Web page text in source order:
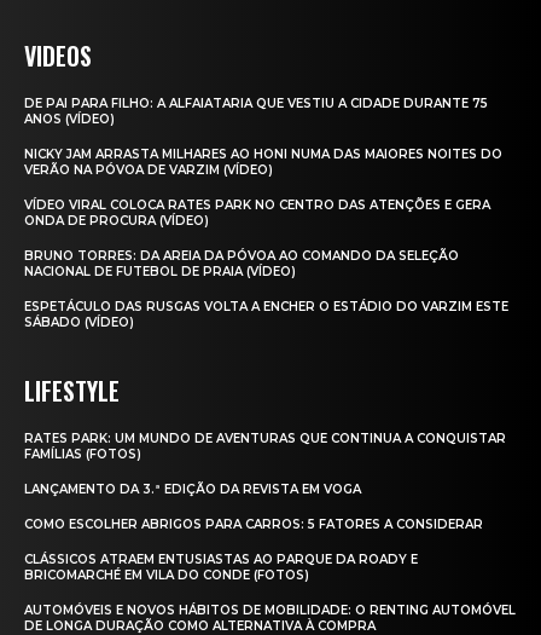
VIDEOS
DE PAI PARA FILHO: A ALFAIATARIA QUE VESTIU A CIDADE DURANTE 75
ANOS (VÍDEO)
NICKY JAM ARRASTA MILHARES AO HONI NUMA DAS MAIORES NOITES DO
VERÃO NA PÓVOA DE VARZIM (VÍDEO)
VÍDEO VIRAL COLOCA RATES PARK NO CENTRO DAS ATENÇÕES E GERA
ONDA DE PROCURA (VÍDEO)
BRUNO TORRES: DA AREIA DA PÓVOA AO COMANDO DA SELEÇÃO
NACIONAL DE FUTEBOL DE PRAIA (VÍDEO)
ESPETÁCULO DAS RUSGAS VOLTA A ENCHER O ESTÁDIO DO VARZIM ESTE
SÁBADO (VÍDEO)
LIFESTYLE
RATES PARK: UM MUNDO DE AVENTURAS QUE CONTINUA A CONQUISTAR
FAMÍLIAS (FOTOS)
LANÇAMENTO DA 3.ª EDIÇÃO DA REVISTA EM VOGA
COMO ESCOLHER ABRIGOS PARA CARROS: 5 FATORES A CONSIDERAR
CLÁSSICOS ATRAEM ENTUSIASTAS AO PARQUE DA ROADY E
BRICOMARCHÉ EM VILA DO CONDE (FOTOS)
AUTOMÓVEIS E NOVOS HÁBITOS DE MOBILIDADE: O RENTING AUTOMÓVEL
DE LONGA DURAÇÃO COMO ALTERNATIVA À COMPRA